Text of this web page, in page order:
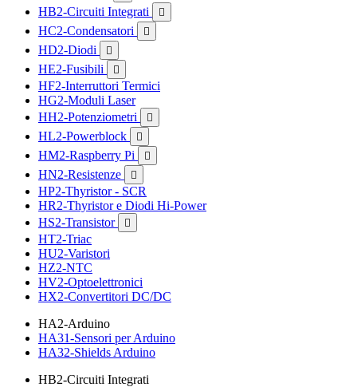
HB2-Circuiti Integrati 
HC2-Condensatori 
HD2-Diodi 
HE2-Fusibili 
HF2-Interruttori Termici
HG2-Moduli Laser
HH2-Potenziometri

HL2-Powerblock 
HM2-Raspberry Pi 
HN2-Resistenze 
HP2-Thyristor - SCR
HR2-Thyristor e Diodi Hi-Power
HS2-Transistor

HT2-Triac
HU2-Varistori
HZ2-NTC
HV2-Optoelettronici
HX2-Convertitori DC/DC
HA2-Arduino
HA31-Sensori per Arduino
HA32-Shields Arduino
HB2-Circuiti Integrati